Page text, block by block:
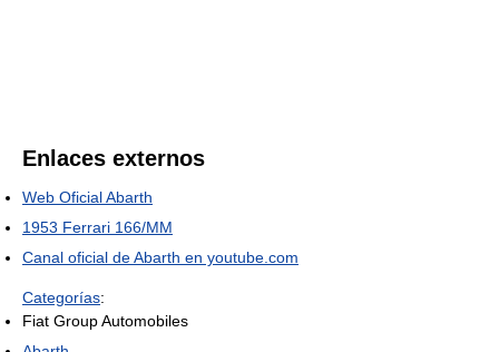
Enlaces externos
Web Oficial Abarth
1953 Ferrari 166/MM
Canal oficial de Abarth en youtube.com
Categorías:
Fiat Group Automobiles